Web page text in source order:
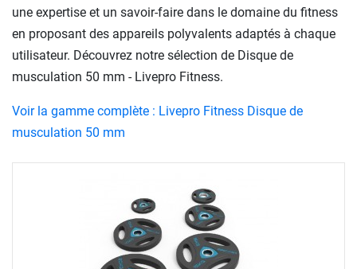
une expertise et un savoir-faire dans le domaine du fitness
en proposant des appareils polyvalents adaptés à chaque
utilisateur. Découvrez notre sélection de Disque de
musculation 50 mm - Livepro Fitness.
Voir la gamme complète : Livepro Fitness Disque de
musculation 50 mm